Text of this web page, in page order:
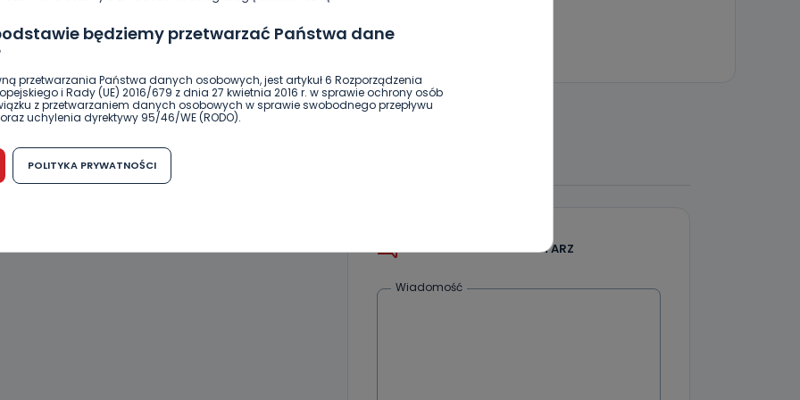
będziemy przetwarzać Państwa dane
przetwarzania Państwa danych osobowych, jest artykuł 6 Rozporządzenia
i Rady (UE) 2016/679 z dnia 27 kwietnia 2016 r. w sprawie ochrony osób
z przetwarzaniem danych osobowych w sprawie swobodnego przepływu
uchylenia dyrektywy 95/46/WE (RODO).
cofnięcia zgody?
osobowych jest dobrowolne, nie jest wymogiem ustawowym lub umownym oraz
Pro-Art z siedzibą w miejscowości Ostrów Wielkopolski (63-400) przy ul. Wolności
POLITYKA PRYWATNOŚCI
DODAJ SWÓJ KOMENTARZ
Wiadomość